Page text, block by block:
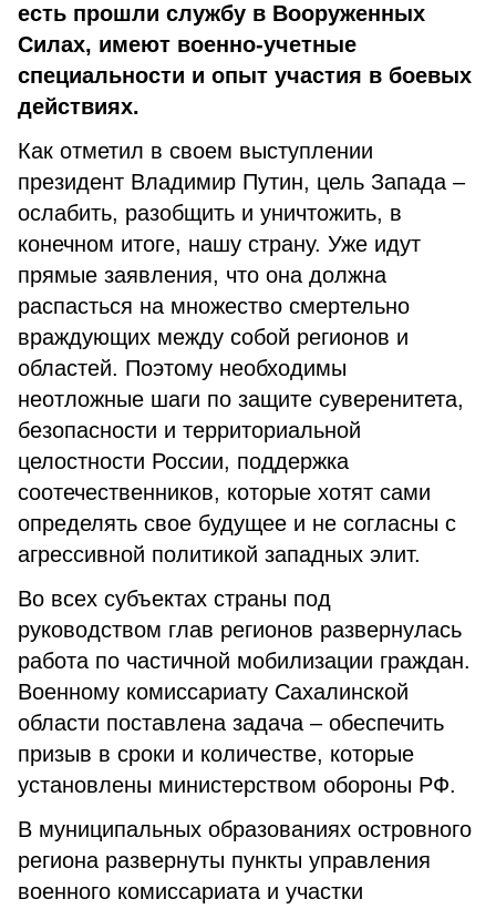
есть прошли службу в Вооруженных
Силах, имеют военно-учетные
специальности и опыт участия в боевых
действиях.
Как отметил в своем выступлении
президент Владимир Путин, цель Запада –
ослабить, разобщить и уничтожить, в
конечном итоге, нашу страну. Уже идут
прямые заявления, что она должна
распасться на множество смертельно
враждующих между собой регионов и
областей. Поэтому необходимы
неотложные шаги по защите суверенитета,
безопасности и территориальной
целостности России, поддержка
соотечественников, которые хотят сами
определять свое будущее и не согласны с
агрессивной политикой западных элит.
Во всех субъектах страны под
руководством глав регионов развернулась
работа по частичной мобилизации граждан.
Военному комиссариату Сахалинской
области поставлена задача – обеспечить
призыв в сроки и количестве, которые
установлены министерством обороны РФ.
В муниципальных образованиях островного
региона развернуты пункты управления
военного комиссариата и участки